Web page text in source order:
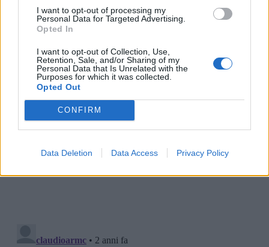
I want to opt-out of processing my
Personal Data for Targeted Advertising.
Opted In
I want to opt-out of Collection, Use,
Retention, Sale, and/or Sharing of my
Personal Data that Is Unrelated with the
Purposes for which it was collected.
Opted Out
CONFIRM
Data Deletion Data Access Privacy Policy